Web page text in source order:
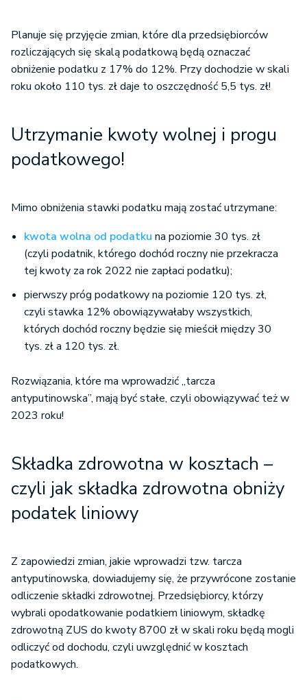
Planuje się przyjęcie zmian, które dla przedsiębiorców
rozliczających się skalą podatkową będą oznaczać
obniżenie podatku z 17% do 12%. Przy dochodzie w skali
roku około 110 tys. zł daje to oszczędność 5,5 tys. zł!
Utrzymanie kwoty wolnej i progu
podatkowego!
Mimo obniżenia stawki podatku mają zostać utrzymane:
kwota wolna od podatku na poziomie 30 tys. zł
(czyli podatnik, którego dochód roczny nie przekracza
tej kwoty za rok 2022 nie zapłaci podatku);
pierwszy próg podatkowy na poziomie 120 tys. zł,
czyli stawka 12% obowiązywałaby wszystkich,
których dochód roczny będzie się mieścił między 30
tys. zł a 120 tys. zł.
Rozwiązania, które ma wprowadzić „tarcza
antyputinowska”, mają być stałe, czyli obowiązywać też w
2023 roku!
Składka zdrowotna w kosztach –
czyli jak składka zdrowotna obniży
podatek liniowy
Z zapowiedzi zmian, jakie wprowadzi tzw. tarcza
antyputinowska, dowiadujemy się, że przywrócone zostanie
odliczenie składki zdrowotnej. Przedsiębiorcy, którzy
wybrali opodatkowanie podatkiem liniowym, składkę
zdrowotną ZUS do kwoty 8700 zł w skali roku będą mogli
odliczyć od dochodu, czyli uwzględnić w kosztach
podatkowych.